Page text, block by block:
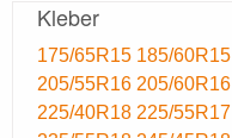
Kleber
175/65R15 185/60R15
205/55R16 205/60R16
225/40R18 225/55R17